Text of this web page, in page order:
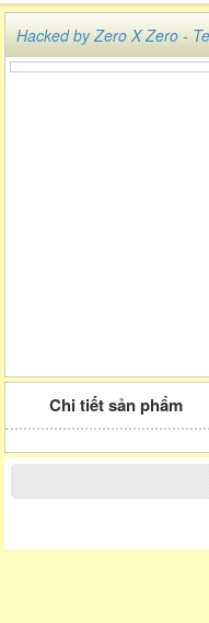
Hacked by Zero X Zero -
Chi tiết sản phẩm